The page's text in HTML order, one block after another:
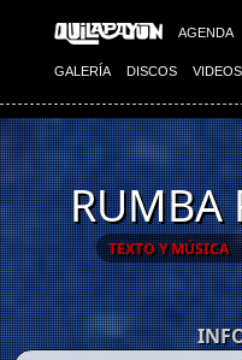
AGENDA
GALERÍA DISCOS
RUMBA
TEXTO Y MÚSICA